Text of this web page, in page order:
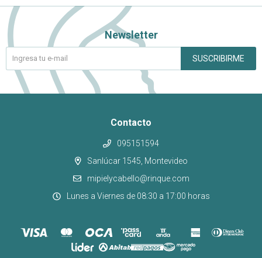
Contacto
095151594
Sanlúcar 1545, Montevideo
mipielycabello@rinque.com
Lunes a Viernes de 08:30 a 17:00 horas
Newsletter
SUSCRIBIRME